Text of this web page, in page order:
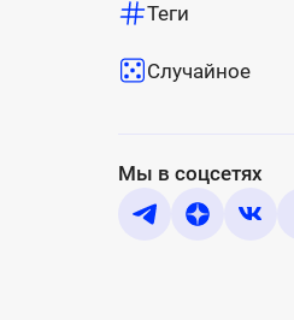
Теги
Случайное
Мы в соцсетях